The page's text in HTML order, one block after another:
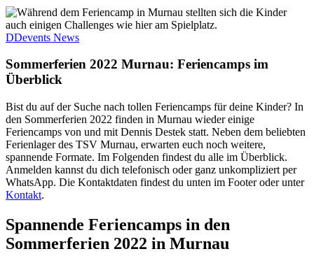
DDevents News
Sommerferien 2022 Murnau: Feriencamps im
Überblick
Bist du auf der Suche nach tollen Feriencamps für deine Kinder? In
den Sommerferien 2022 finden in Murnau wieder einige
Feriencamps von und mit Dennis Destek statt. Neben dem beliebten
Ferienlager des TSV Murnau, erwarten euch noch weitere,
spannende Formate. Im Folgenden findest du alle im Überblick.
Anmelden kannst du dich telefonisch oder ganz unkompliziert per
WhatsApp. Die Kontaktdaten findest du unten im Footer oder unter
Kontakt.
Spannende Feriencamps in den
Sommerferien 2022 in Murnau